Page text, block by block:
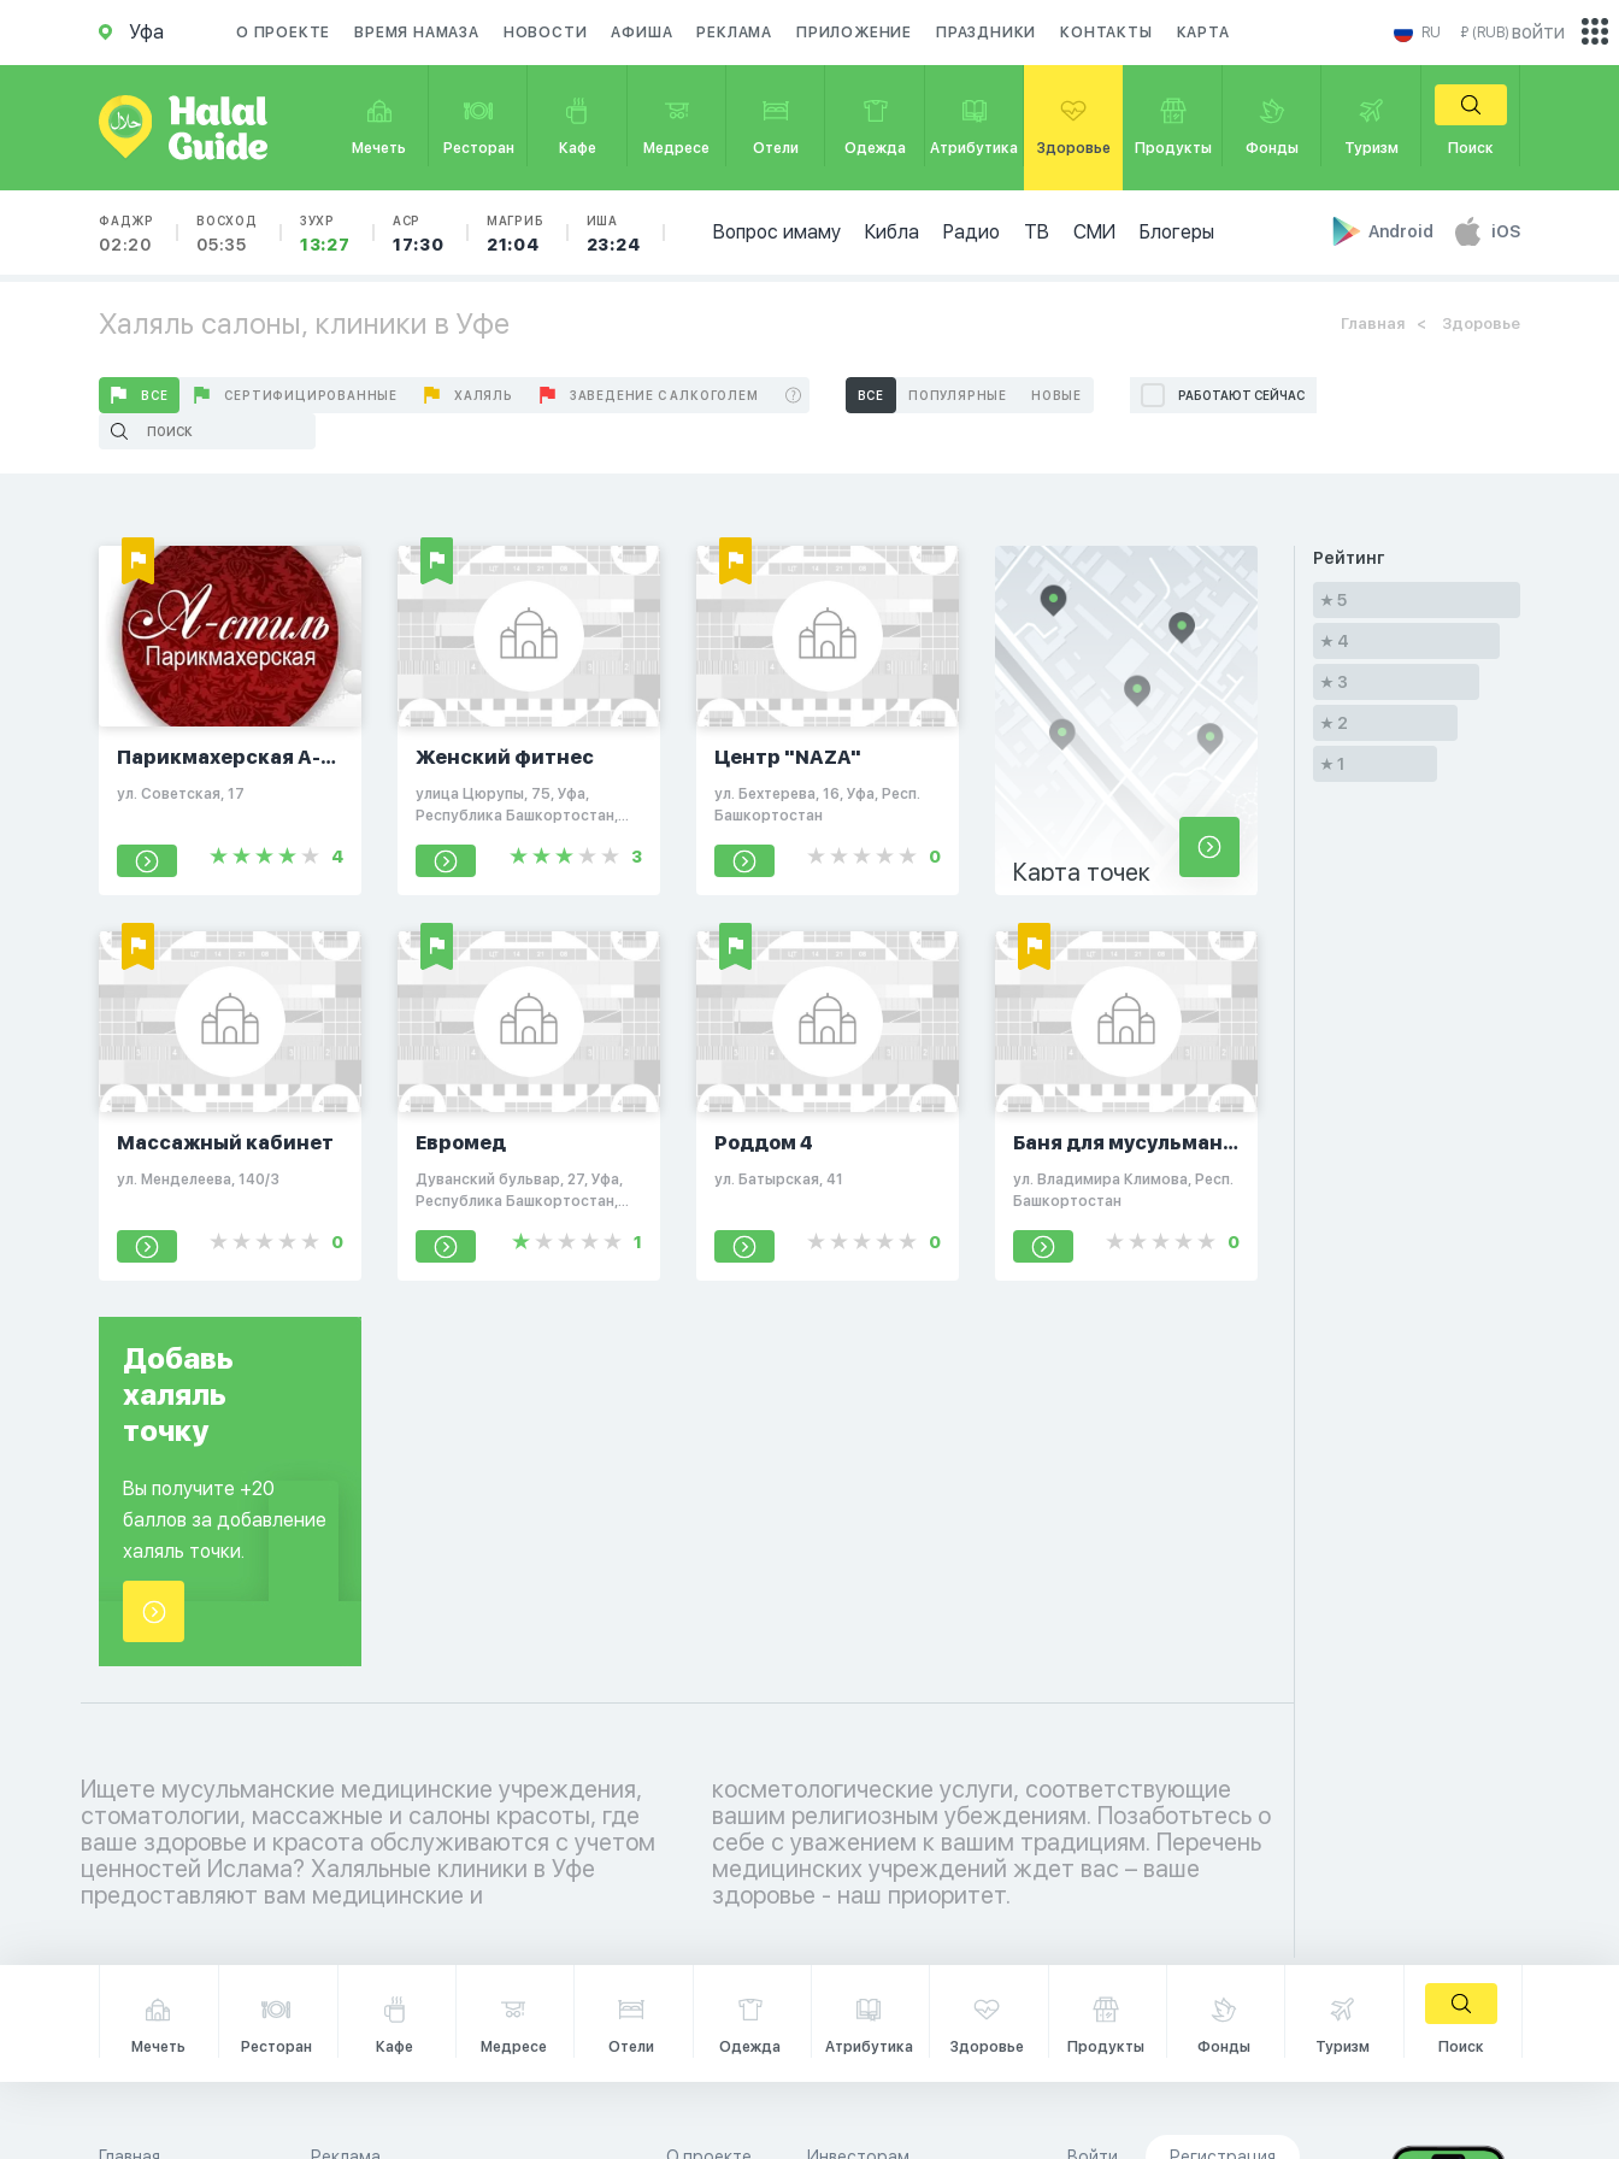
Уфа О ПРОЕКТЕ ВРЕМЯ НАМАЗА НОВОСТИ АФИША РЕКЛАМА ПРИЛОЖЕНИЕ ПРАЗДНИКИ КОНТАКТЫ КАРТА RU ₽ (RUB)
Мечеть Ресторан Кафе Медресе Отели Одежда Атрибутика Здоровье Продукты Фонды Туризм Поиск
ФАДЖР
02:20
ВОСХОД
05:35
ЗУХР
13:27
АСР
17:30
МАГРИБ
21:04
ИША
23:24
Вопрос имаму Кибла Радио ТВ СМИ Блогеры Android iOS
войти
Халяль салоны, клиники в Уфе Главная Здоровье
ВСЕ СЕРТИФИЦИРОВАННЫЕ ХАЛЯЛЬ ЗАВЕДЕНИЕ С АЛКОГОЛЕМ ВСЕ ПОПУЛЯРНЫЕ НОВЫЕ РАБОТАЮТ СЕЙЧАС
Парикмахерская А-
Стиль
ул. Советская, 17
4
Женский фитнес
улица Цюрупы, 75, Уфа,
Республика Башкортостан,
3
Центр "NAZA"
ул. Бехтерева, 16, Уфа, Респ.
Башкортостан
0
Карта точек
Массажный кабинет
ул. Менделеева, 140/3
0
Евромед
Дуванский бульвар, 27, Уфа,
Республика Башкортостан,
1
Роддом 4
ул. Батырская, 41
0
Баня для мусульман
"Аш Шифа"
ул. Владимира Климова, Респ.
Башкортостан
0
Добавь
халяль
точку
Вы получите +20
баллов за добавление
халяль точки.
Ищете мусульманские медицинские учреждения,
стоматологии, массажные и салоны красоты, где
ваше здоровье и красота обслуживаются с учетом
ценностей Ислама? Халяльные клиники в Уфе
предоставляют вам медицинские и
косметологические услуги, соответствующие
вашим религиозным убеждениям. Позаботьтесь о
себе с уважением к вашим традициям. Перечень
медицинских учреждений ждет вас – ваше
здоровье - наш приоритет.
Рейтинг
5
4
3
2
1
Мечеть Ресторан Кафе Медресе Отели Одежда Атрибутика Здоровье Продукты Фонды Туризм Поиск